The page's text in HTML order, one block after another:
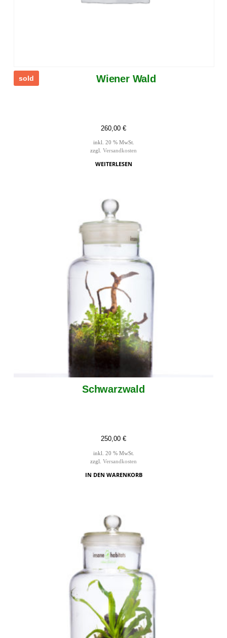
sold Wiener Wald
260,00 €
inkl. 20 % MwSt.
zzgl. Versandkosten
WEITERLESEN
Schwarzwald
250,00 €
inkl. 20 % MwSt.
zzgl. Versandkosten
IN DEN WARENKORB